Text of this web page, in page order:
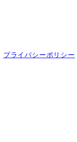
プライバシーポリシー